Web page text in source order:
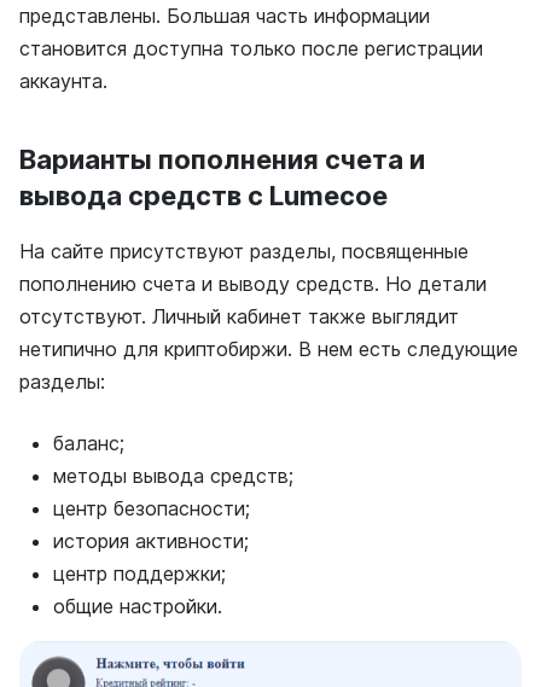
представлены. Большая часть информации
становится доступна только после регистрации
аккаунта.
Варианты пополнения счета и
вывода средств с Lumecoe
На сайте присутствуют разделы, посвященные
пополнению счета и выводу средств. Но детали
отсутствуют. Личный кабинет также выглядит
нетипично для криптобиржи. В нем есть следующие
разделы:
баланс;
методы вывода средств;
центр безопасности;
история активности;
центр поддержки;
общие настройки.